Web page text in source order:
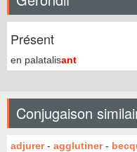
Présent
en palatalisant
Conjugaison
adjurer- agglutiner-